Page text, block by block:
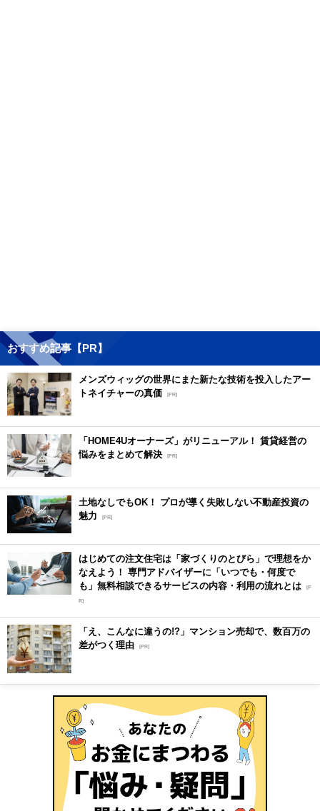
おすすめ記事【PR】
メンズウィッグの世界にまた新たな技術を投入したアー
トネイチャーの真価
[PR]
「HOME4Uオーナーズ」がリニューアル！ 賃貸経営の
悩みをまとめて解決 [PR]
土地なしでもOK！ プロが導く失敗しない不動産投資の
魅力
[PR]
はじめての注文住宅は「家づくりのとびら」で理想をか
なえよう！ 専門アドバイザーに「いつでも・何度で
も」無料相談できるサービスの内容・利用の流れとは [P
R]
「え、こんなに違うの!?」マンション売却で、数百万の
差がつく理由 [PR]